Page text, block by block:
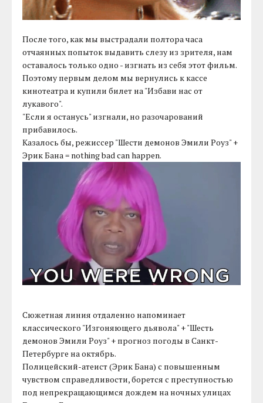
После того, как мы выстрадали полтора часа
отчаянных попыток выдавить слезу из зрителя, нам
оставалось только одно - изгнать из себя этот фильм.
Поэтому первым делом мы вернулись к кассе
кинотеатра и купили билет на "Избави нас от
лукавого".
"Если я останусь" изгнали, но разочарований
прибавилось.
Казалось бы, режиссер "Шести демонов Эмили Роуз" +
Эрик Бана = nothing bad can happen.
Сюжетная линия отдаленно напоминает
классического "Изгоняющего дьявола" + "Шесть
демонов Эмили Роуз" + прогноз погоды в Санкт-
Петербурге на октябрь.
Полицейский-атеист (Эрик Бана) с повышенным
чувством справедливости, борется с преступностью
под непрекращающимся дождем на ночных улицах